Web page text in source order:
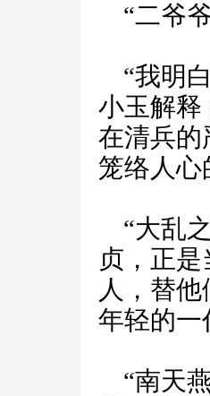
“二爷
“我明
小玉解释
在清兵的
笼络人
“大乱
贞，正
人，替
年轻的一
“南天